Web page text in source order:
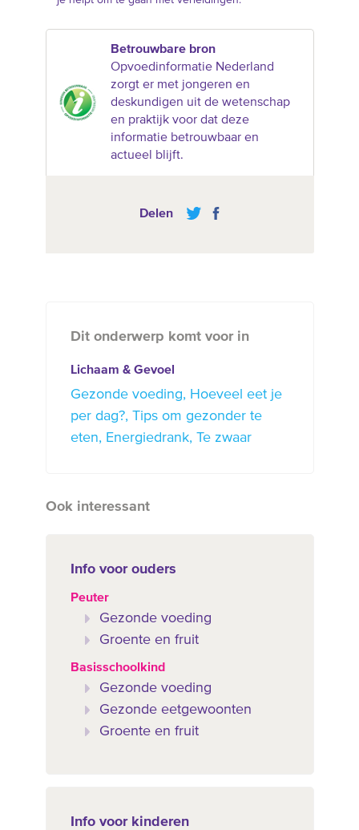
Betrouwbare bron
Opvoedinformatie Nederland
zorgt er met jongeren en
deskundigen uit de wetenschap
en praktijk voor dat deze
informatie betrouwbaar en
actueel blijft.
Delen
Dit onderwerp komt voor in
Lichaam & Gevoel
Gezonde voeding
Hoeveel eet je
per dag? Tips om gezonder te
eten
Energiedrank Te zwaar
Ook interessant
Info voor ouders
Peuter
Gezonde voeding
Groente en fruit
Basisschoolkind
Gezonde voeding
Gezonde eetgewoonten
Groente en fruit
Info voor kinderen